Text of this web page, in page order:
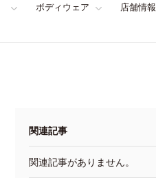
ボディウェア 店舗情報
関連記事
関連記事がありません。